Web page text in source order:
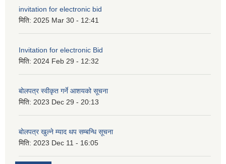
invitation for electronic bid
मिति: 2025 Mar 30 - 12:41
Invitation for electronic Bid
मिति: 2024 Feb 29 - 12:32
बोलपत्र स्वीकृत गर्ने आशयको सूचना
मिति: 2023 Dec 29 - 20:13
बोलपत्र खुल्ने म्याद थप सम्बन्धि सूचना
मिति: 2023 Dec 11 - 16:05